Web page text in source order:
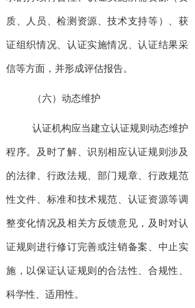
质、人员、检测资源、技术支持等）、获
证组织情况、认证实施情况、认证结果采
信等方面，并形成评估报告。
（六）动态维护
认证机构应当建立认证规则动态维护
程序。及时了解、识别相应认证规则涉及
的法律、行政法规、部门规章、行政规范
性文件、标准和技术规范、认证资源等调
整变化情况及相关方反馈意见，及时对认
证规则进行修订完善或注销备案、中止实
施，以保证认证规则的合法性、合规性、
科学性、适用性。